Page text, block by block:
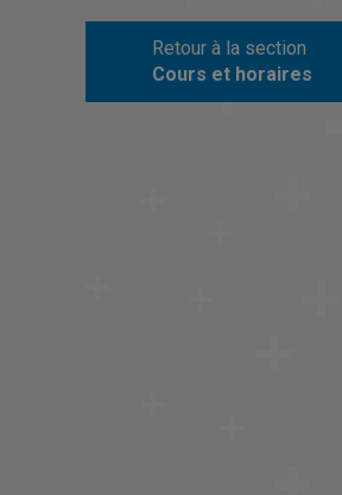
Retour à la section
Cours et horaires